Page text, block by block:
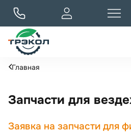
Главная
Запчасти для
Заявка на запчасти для